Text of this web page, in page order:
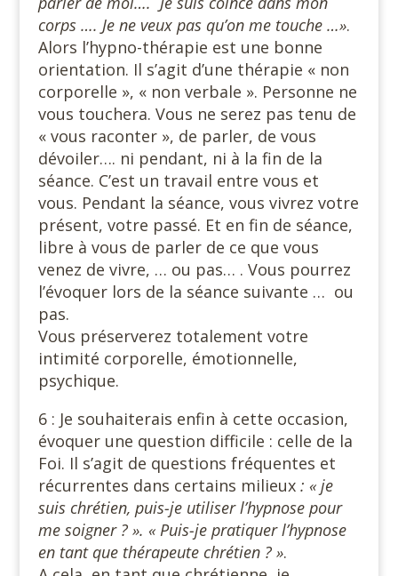
corps …. Je ne veux pas qu’on me touche …».
Alors l’hypno-thérapie est une bonne
orientation. Il s’agit d’une thérapie « non
corporelle », « non verbale ». Personne ne
vous touchera. Vous ne serez pas tenu de
« vous raconter », de parler, de vous
dévoiler…. ni pendant, ni à la fin de la
séance. C’est un travail entre vous et
vous. Pendant la séance, vous vivrez votre
présent, votre passé. Et en fin de séance,
libre à vous de parler de ce que vous
venez de vivre, … ou pas… . Vous pourrez
l’évoquer lors de la séance suivante … ou
pas.
Vous préserverez totalement votre
intimité corporelle, émotionnelle,
psychique.
6 : Je souhaiterais enfin à cette occasion,
évoquer une question difficile : celle de la
Foi. Il s’agit de questions fréquentes et
récurrentes dans certains milieux : « je
suis chrétien, puis-je utiliser l’hypnose pour
me soigner ? ». « Puis-je pratiquer l’hypnose
en tant que thérapeute chrétien ? ».